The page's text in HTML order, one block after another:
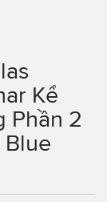
Kể
Phần 2
Blue